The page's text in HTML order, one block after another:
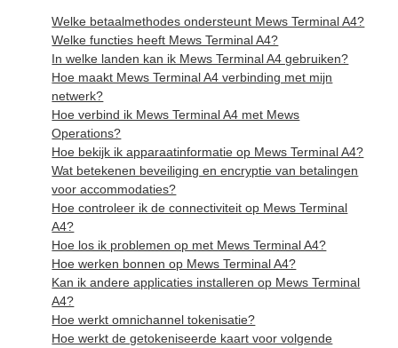
Welke betaalmethodes ondersteunt Mews Terminal A4?
Welke functies heeft Mews Terminal A4?
In welke landen kan ik Mews Terminal A4 gebruiken?
Hoe maakt Mews Terminal A4 verbinding met mijn
netwerk?
Hoe verbind ik Mews Terminal A4 met Mews
Operations?
Hoe bekijk ik apparaatinformatie op Mews Terminal A4?
Wat betekenen beveiliging en encryptie van betalingen
voor accommodaties?
Hoe controleer ik de connectiviteit op Mews Terminal
A4?
Hoe los ik problemen op met Mews Terminal A4?
Hoe werken bonnen op Mews Terminal A4?
Kan ik andere applicaties installeren op Mews Terminal
A4?
Hoe werkt omnichannel tokenisatie?
Hoe werkt de getokeniseerde kaart voor volgende